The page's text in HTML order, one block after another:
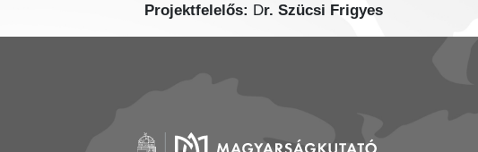
Projektfelelős: Dr. Szücsi Frigyes